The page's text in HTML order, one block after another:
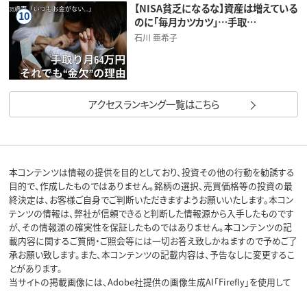
10
【NISA貧乏になるな】資産は増えている
のに「毎月カツカツ」…手取…
石川 亜希子
アクセスランキング一覧はこちら
本コンテンツは情報の提供を目的としており、投資その他の行動を勧誘する
目的で、作成したものではありません。銘柄の選択、売買価格等の投資の最
終決定は、お客様ご自身でご判断いただきますようお願いいたします。本コン
テンツの情報は、弊社が信頼できると判断した情報源から入手したものです
が、その情報源の確実性を保証したものではありません。本コンテンツの記
載内容に関するご質問・ご照会等には一切お答え致しかねますので予めご了
承お願い致します。また、本コンテンツの記載内容は、予告なしに変更するこ
とがあります。
当サイトの掲載画像には、Adobe社提供の画像生成AI「Firefly」を使用して